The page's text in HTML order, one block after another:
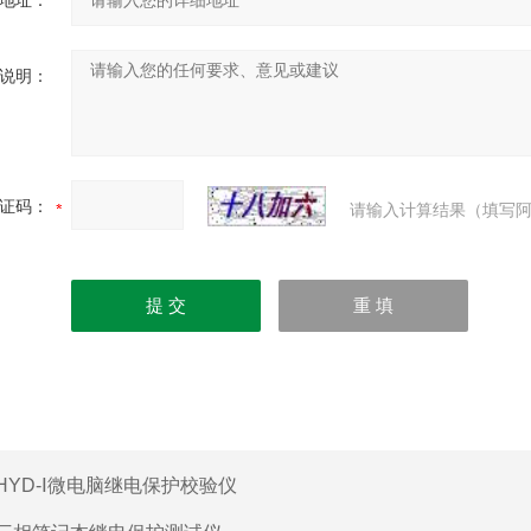
明：
码： 请输入计算结果（填写
Ⅰ微电脑继电保护校验仪